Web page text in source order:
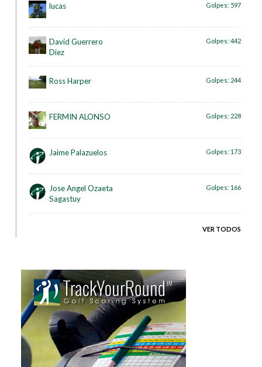
lucas Golpes: 597
David Guerrero
Diez
Golpes: 442
Ross Harper Golpes: 244
FERMIN ALONSO Golpes: 228
Jaime Palazuelos Golpes: 173
Jose Angel Ozaeta
Sagastuy
Golpes: 166
VER TODOS